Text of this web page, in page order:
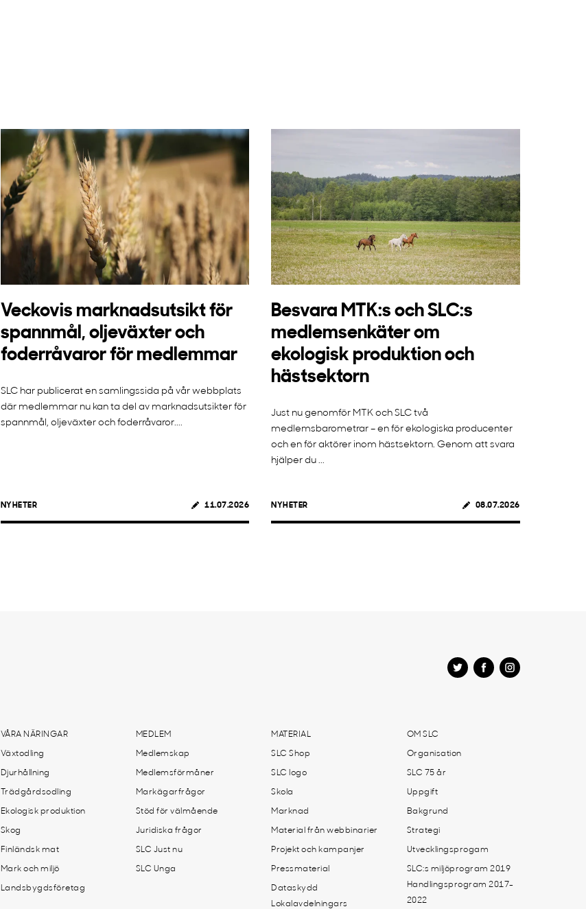
Veckovis marknadsutsikt för
spannmål, oljeväxter och
foderråvaror för medlemmar
SLC har publicerat en samlingssida på vår webbplats
där medlemmar nu kan ta del av marknadsutsikter för
spannmål, oljeväxter och foderråvaror....
NYHETER 11.07.2026
Besvara MTK:s och SLC:s
medlemsenkäter om
ekologisk produktion och
hästsektorn
Just nu genomför MTK och SLC två
medlemsbarometrar – en för ekologiska producenter
och en för aktörer inom hästsektorn. Genom att svara
hjälper du ...
NYHETER 08.07.2026
VÅRA NÄRINGAR
Växtodling
Djurhållning
Trädgårdsodling
Ekologisk produktion
Skog
Finländsk mat
Mark och miljö
Landsbygdsföretag
MEDLEM
Medlemskap
Medlemsförmåner
Markägarfrågor
Stöd för välmående
Juridiska frågor
SLC Just nu
SLC Unga
MATERIAL
SLC Shop
SLC logo
Skola
Marknad
Material från webbinarier
Projekt och kampanjer
Pressmaterial
Dataskydd
Lokalavdelningars
OM SLC
Organisation
SLC 75 år
Uppgift
Bakgrund
Strategi
Utvecklingsprogam
SLC:s miljöprogram 2019
Handlingsprogram 2017-
2022